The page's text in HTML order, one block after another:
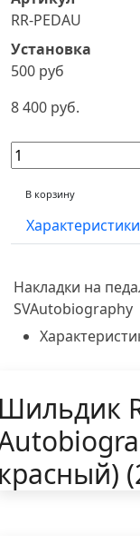
RR-PEDAU
Установка
500 руб
8 400 руб.
В корзину
Характеристики
Накладки на
SVAutobiography